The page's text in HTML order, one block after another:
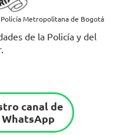
Metropolitana de Bogotá
de la Policía y del
canal de